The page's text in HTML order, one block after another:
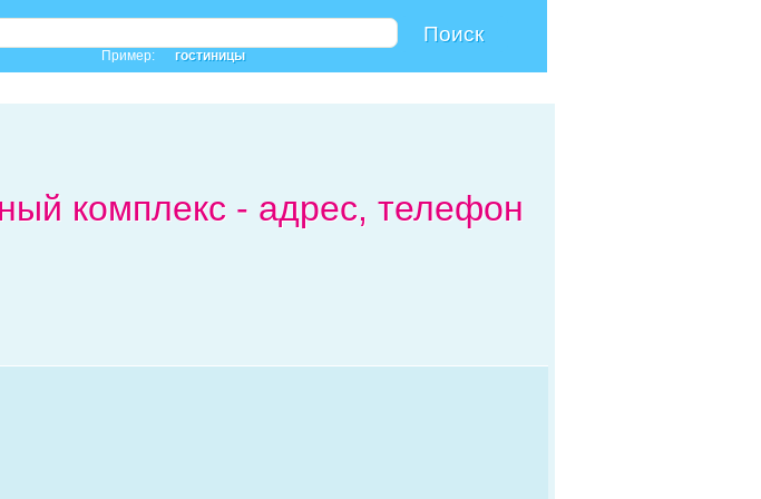
Пример: гостиницы
комплекс - адрес, телефон